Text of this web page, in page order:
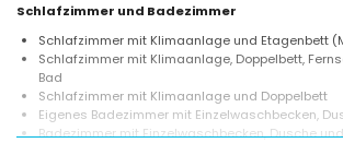
Schlafzimmer und Badezimmer
Schlafzimmer mit Klimaanlage und Etagenbett
Schlafzimmer mit Klimaanlage, Doppelbett,
Bad
Schlafzimmer mit Klimaanlage und Doppelbett
Eigenes Badezimmer mit Einzelwaschbecken,
Badezimmer mit Einzelwaschbecken, Dusche